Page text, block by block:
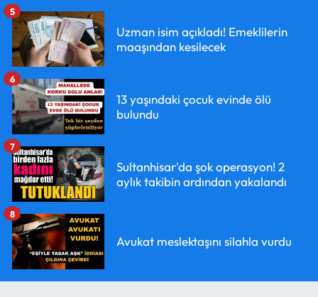
Uzman isim açıkladı! Emeklilerin
maaşından kesilecek
5
13 yaşındaki çocuk evinde ölü
bulundu
6
Sultanhisar'da şok operasyon! 2
aylık takibin ardından yakalandı
7
Avukat meslektaşını silahla vurdu
8